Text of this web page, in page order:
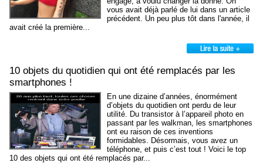
vous avait déjà parlé de lui dans un article
précédent. Un peu plus tôt dans l'année, il
avait créé la première...
10 objets du quotidien qui ont été remplacés par les
smartphones !
En une dizaine d’années, énormément
d’objets du quotidien ont perdu de leur
utilité. Du transistor à l’appareil photo en
passant par les walkman, les smartphones
ont eu raison de ces inventions
formidables. Désormais, vous avez un
téléphone, et puis c’est tout ! Voici le top
10 des objets qui ont été remplacés par...